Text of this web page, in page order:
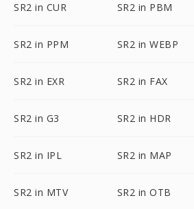
SR2 in CUR SR2 in PBM
SR2 in PPM SR2 in WEBP
SR2 in EXR SR2 in FAX
SR2 in G3 SR2 in HDR
SR2 in IPL SR2 in MAP
SR2 in MTV SR2 in OTB